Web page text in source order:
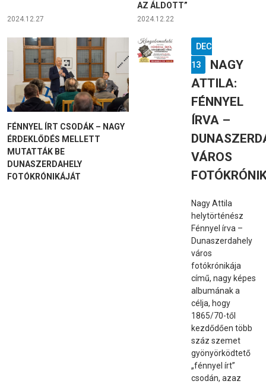
2024.12.27
AZ ÁLDOTT”
2024.12.22
FÉNNYEL ÍRT CSODÁK – NAGY
ÉRDEKLŐDÉS MELLETT
MUTATTÁK BE
DUNASZERDAHELY
FOTÓKRÓNIKÁJÁT
DEC
13
NAGY
ATTILA:
FÉNNYEL
ÍRVA –
VÁROS
Nagy Attila
helytörténész
Fénnyel írva –
Dunaszerdahely
város
fotókrónikája
című, nagy képes
albumának a
célja, hogy
1865/70-től
kezdődően több
száz szemet
gyönyörködtető
„fénnyel írt”
csodán, azaz